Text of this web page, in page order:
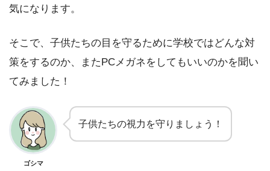
気になります。
そこで、子供たちの目を守るために学校ではどんな対
策をするのか、またPCメガネをしてもいいのかを聞い
てみました！
ゴシマ
子供たちの視力を守りましょう！